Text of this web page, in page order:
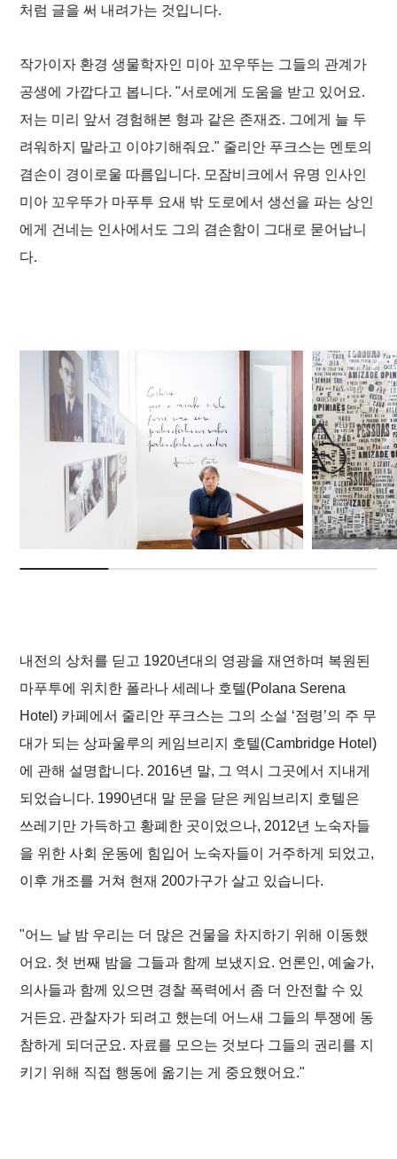
처럼 글을 써 내려가는 것입니다.
작가이자 환경 생물학자인 미아 꼬우뚜는 그들의 관계가
공생에 가깝다고 봅니다. "서로에게 도움을 받고 있어요.
저는 미리 앞서 경험해본 형과 같은 존재죠. 그에게 늘 두
려워하지 말라고 이야기해줘요." 줄리안 푸크스는 멘토의
겸손이 경이로울 따름입니다. 모잠비크에서 유명 인사인
미아 꼬우뚜가 마푸투 요새 밖 도로에서 생선을 파는 상인
에게 건네는 인사에서도 그의 겸손함이 그대로 묻어납니
다.
내전의 상처를 딛고 1920년대의 영광을 재연하며 복원된
마푸투에 위치한 폴라나 세레나 호텔(Polana Serena
Hotel) 카페에서 줄리안 푸크스는 그의 소설 ‘점령’의 주 무
대가 되는 상파울루의 케임브리지 호텔(Cambridge Hotel)
에 관해 설명합니다. 2016년 말, 그 역시 그곳에서 지내게
되었습니다. 1990년대 말 문을 닫은 케임브리지 호텔은
쓰레기만 가득하고 황폐한 곳이었으나, 2012년 노숙자들
을 위한 사회 운동에 힘입어 노숙자들이 거주하게 되었고,
이후 개조를 거쳐 현재 200가구가 살고 있습니다.
"어느 날 밤 우리는 더 많은 건물을 차지하기 위해 이동했
어요. 첫 번째 밤을 그들과 함께 보냈지요. 언론인, 예술가,
의사들과 함께 있으면 경찰 폭력에서 좀 더 안전할 수 있
거든요. 관찰자가 되려고 했는데 어느새 그들의 투쟁에 동
참하게 되더군요. 자료를 모으는 것보다 그들의 권리를 지
키기 위해 직접 행동에 옮기는 게 중요했어요."